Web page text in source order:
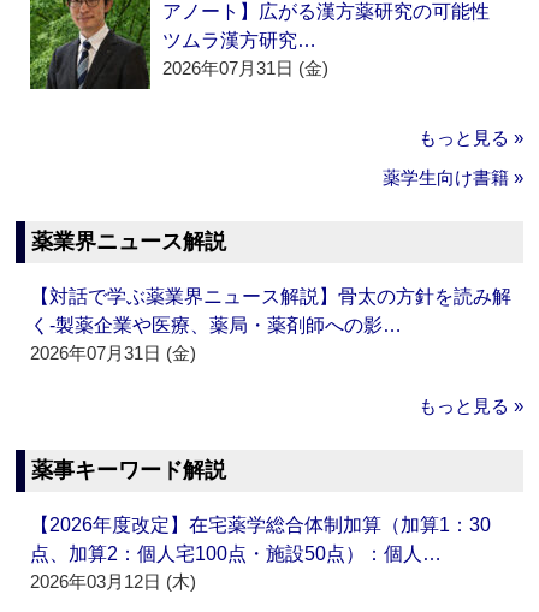
アノート】広がる漢方薬研究の可能性
ツムラ漢方研究…
2026年07月31日 (金)
もっと見る »
薬学生向け書籍 »
薬業界ニュース解説
【対話で学ぶ薬業界ニュース解説】骨太の方針を読み解
く‐製薬企業や医療、薬局・薬剤師への影…
2026年07月31日 (金)
もっと見る »
薬事キーワード解説
【2026年度改定】在宅薬学総合体制加算（加算1：30
点、加算2：個人宅100点・施設50点）：個人…
2026年03月12日 (木)